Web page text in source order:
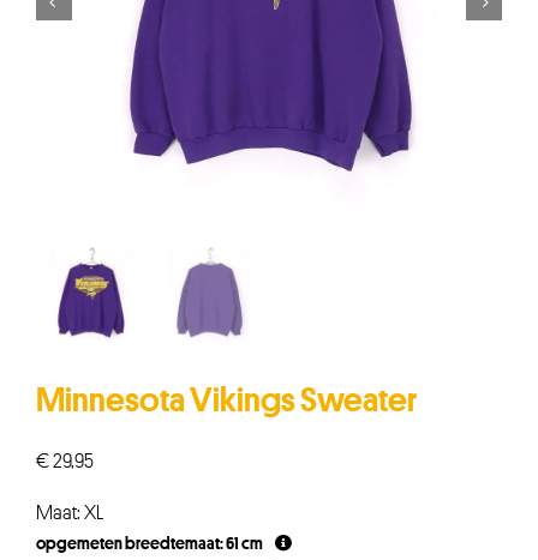
Minnesota Vikings Sweater
€29,95
Maat: XL
opgemeten breedtemaat: 61 cm